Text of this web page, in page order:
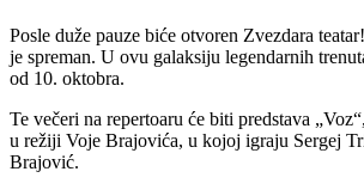
Posle duže pauze biće otvoren Zvezdara
je spreman. U ovu galaksiju legendarnih
od 10. oktobra.
Te večeri na repertoaru će biti predstava
u režiji Voje Brajovića, u kojoj igraju Sergej
Brajović.